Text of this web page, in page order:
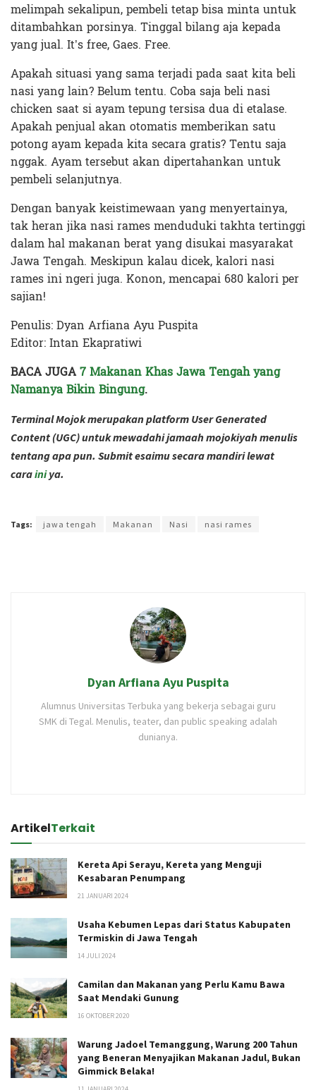
melimpah sekalipun, pembeli tetap bisa minta untuk
ditambahkan porsinya. Tinggal bilang aja kepada
yang jual. It’s free, Gaes. Free.
Apakah situasi yang sama terjadi pada saat kita beli
nasi yang lain? Belum tentu. Coba saja beli nasi
chicken saat si ayam tepung tersisa dua di etalase.
Apakah penjual akan otomatis memberikan satu
potong ayam kepada kita secara gratis? Tentu saja
nggak. Ayam tersebut akan dipertahankan untuk
pembeli selanjutnya.
Dengan banyak keistimewaan yang menyertainya,
tak heran jika nasi rames menduduki takhta tertinggi
dalam hal makanan berat yang disukai masyarakat
Jawa Tengah. Meskipun kalau dicek, kalori nasi
rames ini ngeri juga. Konon, mencapai 680 kalori per
sajian!
Penulis: Dyan Arfiana Ayu Puspita
Editor: Intan Ekapratiwi
BACA JUGA7 Makanan Khas Jawa Tengah yang
Namanya Bikin Bingung.
Terminal Mojok merupakan platform User Generated
Content (UGC) untuk mewadahi jamaah mojokiyah menulis
tentang apa pun. Submit esaimu secara mandiri lewat
carainiya.
Tags: jawa tengah Makanan Nasi nasi rames
Dyan Arfiana Ayu Puspita
Alumnus Universitas Terbuka yang bekerja sebagai guru
SMK di Tegal. Menulis, teater, dan public speaking adalah
dunianya.
ArtikelTerkait
Kereta Api Serayu, Kereta yang Menguji
Kesabaran Penumpang
21 JANUARI 2024
Usaha Kebumen Lepas dari Status Kabupaten
Termiskin di Jawa Tengah
14 JULI 2024
Camilan dan Makanan yang Perlu Kamu Bawa
Saat Mendaki Gunung
16 OKTOBER 2020
Warung Jadoel Temanggung, Warung 200 Tahun
yang Beneran Menyajikan Makanan Jadul, Bukan
Gimmick Belaka!